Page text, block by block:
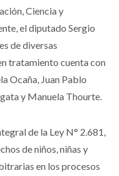
Ciencia y
el diputado Sergio
de diversas
tratamiento cuenta con
Ocaña, Juan Pablo
y Manuela Thourte.
de la Ley N° 2.681,
de niños, niñas y
en los procesos